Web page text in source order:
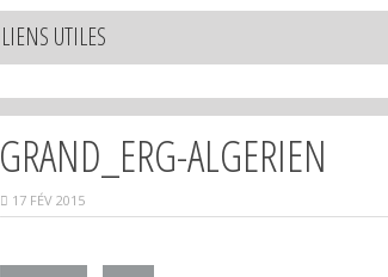
LIENS UTILES
GRAND_ERG-ALGERIEN
17 FÉV 2015